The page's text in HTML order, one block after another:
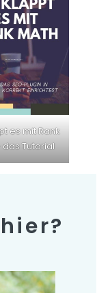
es mit Rank
Tutorial